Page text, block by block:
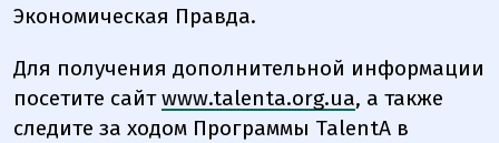
Экономическая Правда.
Для получения дополнительной информации
посетите сайтwww.talenta.org.ua, а также
следите за ходом Программы TalentA в